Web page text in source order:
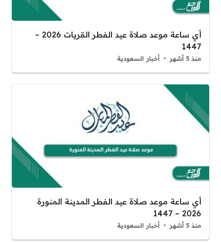
أي ساعة موعد صلاة عيد الفطر القريات 2026 –
1447
منذ 5 أشهر أخبار السعودية
أي ساعة موعد صلاة عيد الفطر المدينة المنورة
2026 – 1447
منذ 5 أشهر أخبار السعودية